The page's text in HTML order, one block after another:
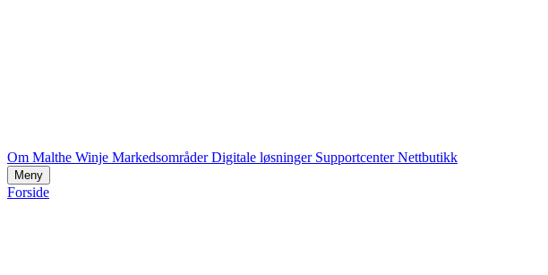
Om Malthe Winje MarkedsområderDigitale løsninger SupportcenterNettbutikk
Meny
Forside